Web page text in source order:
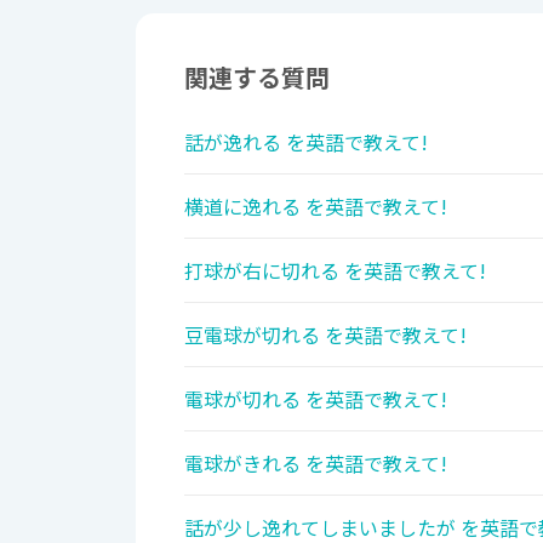
関連する質問
話が逸れる を英語で教えて!
横道に逸れる を英語で教えて!
打球が右に切れる を英語で教えて!
豆電球が切れる を英語で教えて!
電球が切れる を英語で教えて!
電球がきれる を英語で教えて!
話が少し逸れてしまいましたが を英語